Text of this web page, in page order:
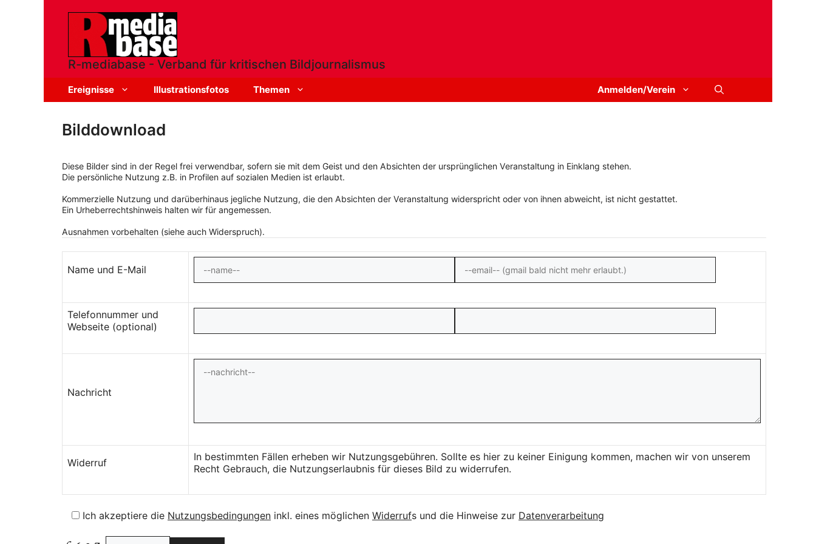
R-mediabase - Verband für kritischen Bildjournalismus
Ereignisse Illustrationsfotos Themen Anmelden/Verein
Bilddownload
Diese Bilder sind in der Regel frei verwendbar, sofern sie mit dem Geist und den Absichten der ursprünglichen Veranstaltung in Einklang stehen.
Die persönliche Nutzung z.B. in Profilen auf sozialen Medien ist erlaubt.
Kommerzielle Nutzung und darüberhinaus jegliche Nutzung, die den Absichten der Veranstaltung widerspricht oder von ihnen abweicht, ist nicht gestattet.
Ein Urheberrechtshinweis halten wir für angemessen.
Ausnahmen vorbehalten (siehe auch Widerspruch).
Name und E-Mail
Telefonnummer und
Webseite (optional)
Nachricht
Widerruf
In bestimmten Fällen erheben wir Nutzungsgebühren. Sollte es hier zu keiner Einigung kommen, machen wir von unserem
Recht Gebrauch, die Nutzungserlaubnis für dieses Bild zu widerrufen.
Ich akzeptiere die Nutzungsbedingungen inkl. eines möglichen Widerrufs und die Hinweise zur Datenverarbeitung